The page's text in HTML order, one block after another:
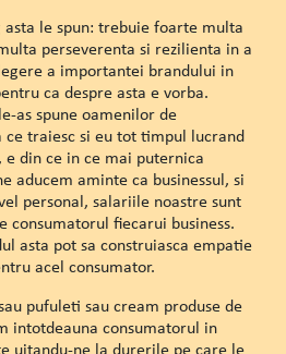
le spun: trebuie foarte multa
perseverenta si rezilienta in a
a importantei brandului in
ca despre asta e vorba.
as spune oamenilor de
ce traiesc si eu tot timpul lucrand
din ce in ce mai puternica
aducem aminte ca businessul, si
personal, salariile noastre sunt
consumatorul fiecarui business.
asta pot sa construiasca empatie
acel consumator.
pufuleti sau cream produse de
intotdeauna consumatorul in
uitandu-ne la durerile pe care le